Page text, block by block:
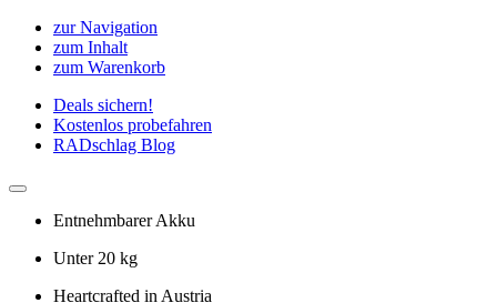
zur Navigation
zum Inhalt
zum Warenkorb
Deals sichern!
Kostenlos probefahren
RADschlag Blog
Entnehmbarer Akku
Unter 20 kg
Heartcrafted in Austria